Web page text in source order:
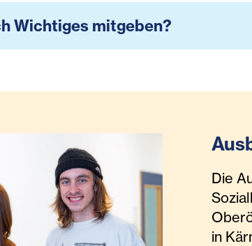
Wichtiges mitgeben?
Die
in